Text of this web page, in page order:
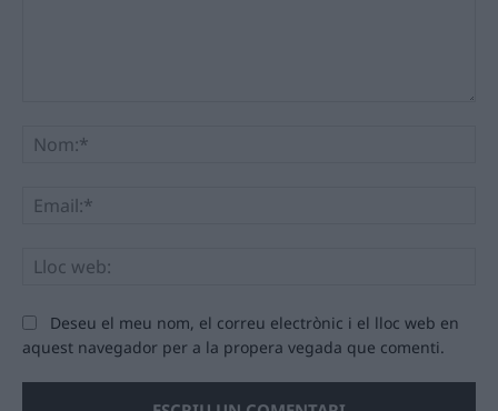
Deseu el meu nom, el correu electrònic i el lloc web en
aquest navegador per a la propera vegada que comenti.